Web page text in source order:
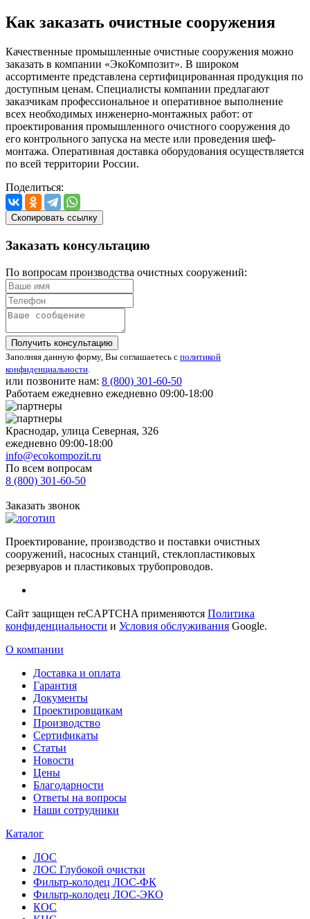
Как заказать очистные сооружения
Качественные промышленные очистные сооружения можно
заказать в компании «ЭкоКомпозит». В широком
ассортименте представлена сертифицированная продукция по
доступным ценам. Специалисты компании предлагают
заказчикам профессиональное и оперативное выполнение
всех необходимых инженерно-монтажных работ: от
проектирования промышленного очистного сооружения до
его контрольного запуска на месте или проведения шеф-
монтажа. Оперативная доставка оборудования осуществляется
по всей территории России.
Поделиться:
Скопировать ссылку
Заказать консультацию
По вопросам производства очистных сооружений:
Получить консультацию
Заполняя данную форму, Вы соглашаетесь с политикой
конфиденциальности
или позвоните нам: 8 (800) 301-60-50
Работаем ежедневно ежедневно 09:00-18:00
Краснодар, улица Северная, 326
ежедневно 09:00-18:00
info@ecokompozit.ru
По всем вопросам
8 (800) 301-60-50
Заказать звонок
Проектирование, производство и поставки очистных
сооружений, насосных станций, стеклопластиковых
резервуаров и пластиковых трубопроводов.
Сайт защищен reCAPTCHA применяются Политика
конфиденциальности и Условия обслуживания Google.
О компании
Доставка и оплата
Гарантия
Документы
Проектировщикам
Производство
Сертификаты
Статьи
Новости
Цены
Благодарности
Ответы на вопросы
Наши сотрудники
Каталог
ЛОС
ЛОС Глубокой очистки
Фильтр-колодец ЛОС-ФК
Фильтр-колодец ЛОС-ЭКО
КОС